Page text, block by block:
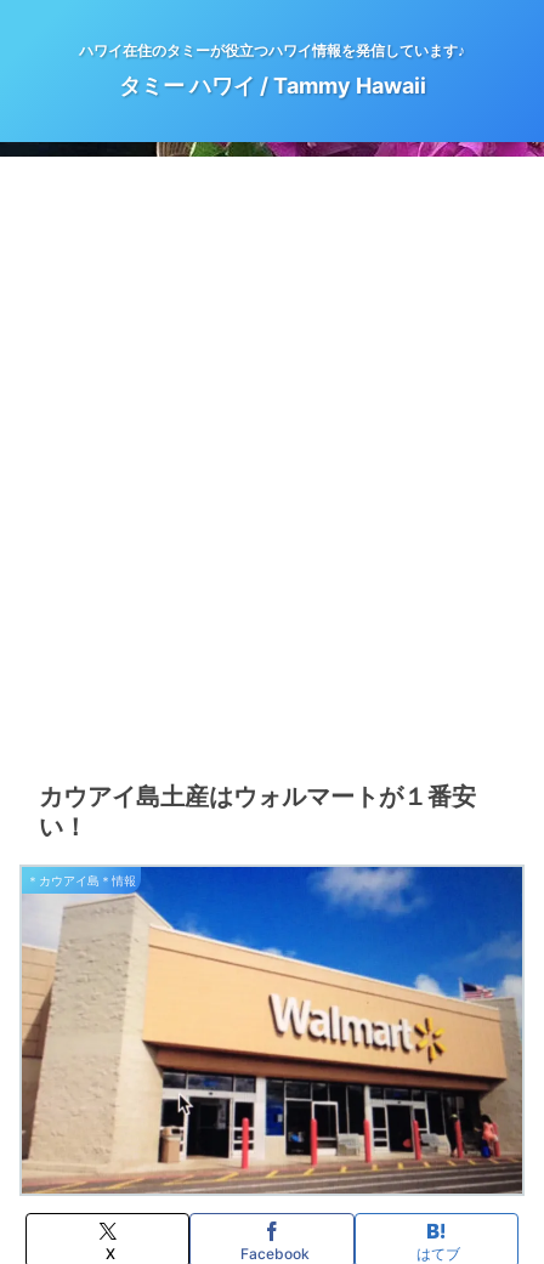
ハワイ在住のタミーが役立つハワイ情報を発信しています♪
タミー ハワイ / Tammy Hawaii
カウアイ島土産はウォルマートが１番安
い！
＊カウアイ島＊情報
X Facebook はてブ